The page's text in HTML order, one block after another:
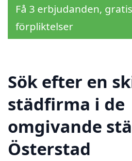
Få 3 erbjudanden,
förpliktelser
Sök efter en
städfirma i de
omgivande
Österstad